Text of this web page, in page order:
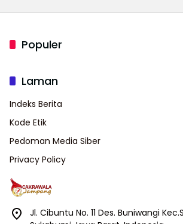
Populer
Laman
Indeks Berita
Kode Etik
Pedoman Media Siber
Privacy Policy
Jl. Cibuntu No. 11 Des. Buniwangi